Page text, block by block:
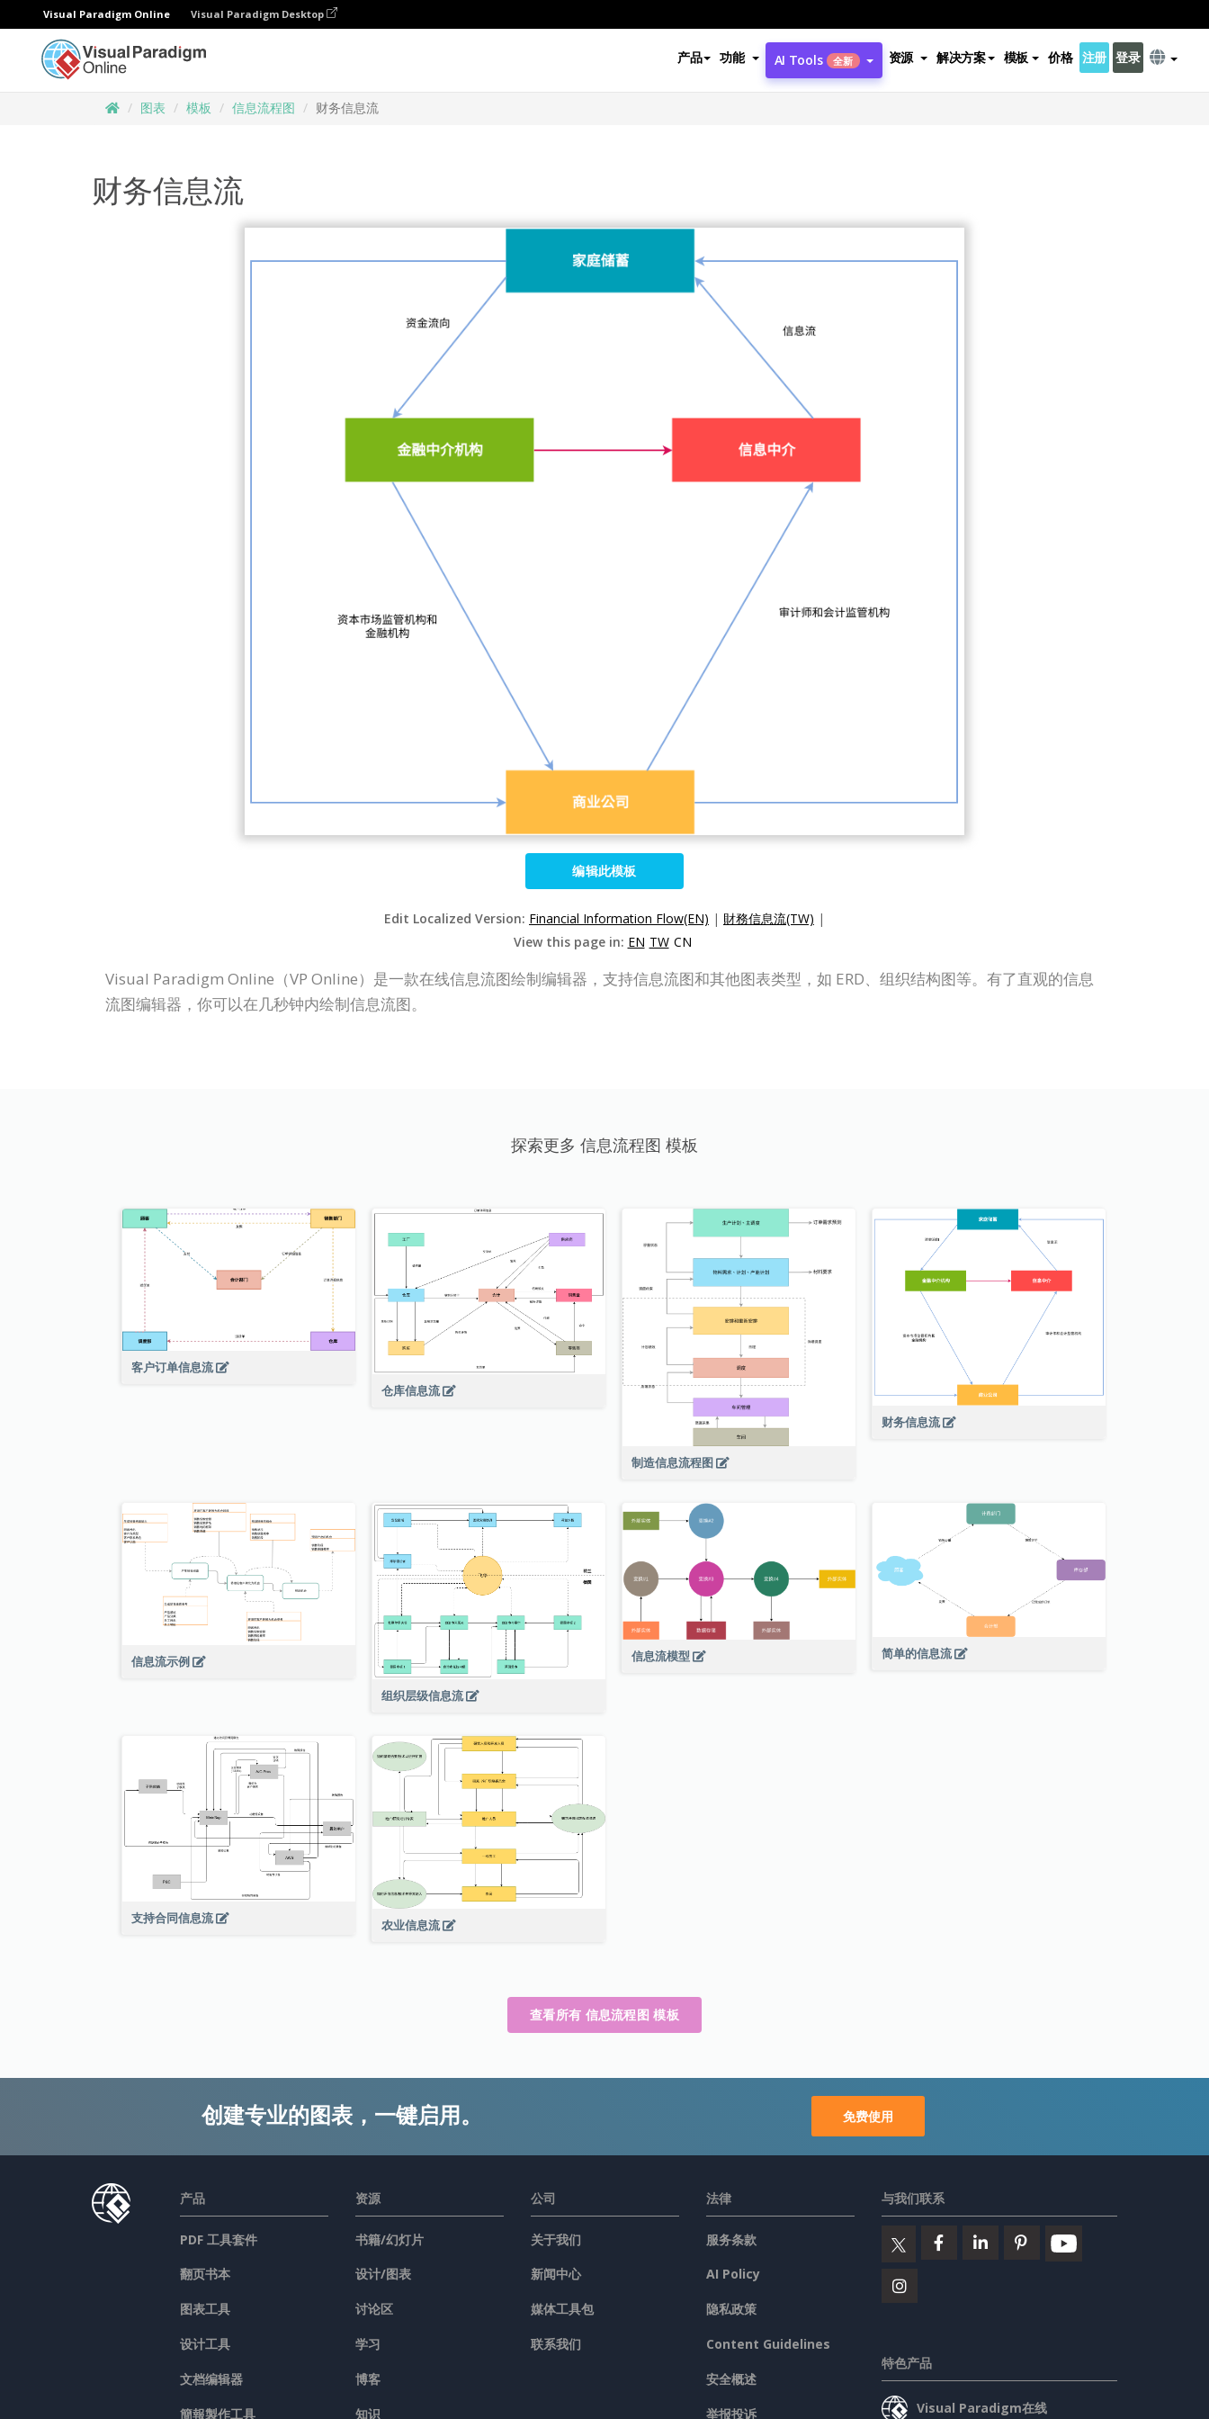
Visual Paradigm Online Visual Paradigm Desktop
产品 功能 AI Tools 全新 资源 解决方案 模板 价格 注册 登录
图表 模板 信息流程图 财务信息流
财务信息流
编辑此模板
Edit Localized Version: Financial Information Flow(EN) | 財務信息流(TW) |
View this page in: EN TW CN
Visual Paradigm Online（VP Online）是一款在线信息流图绘制编辑器，支持信息流图和其他图表类型，如 ERD、组织结构图等。有了直观的信息
流图编辑器，你可以在几秒钟内绘制信息流图。
探索更多 信息流程图 模板
客户订单信息流
仓库信息流
制造信息流程图
财务信息流
信息流示例
组织层级信息流
信息流模型 简单的信息流
支持合同信息流 农业信息流
查看所有 信息流程图 模板
创建专业的图表，一键启用。 免费使用
产品
PDF 工具套件
翻页书本
图表工具
设计工具
文档编辑器
簡報製作工具
资源
书籍/幻灯片
设计/图表
讨论区
学习
博客
知识
公司
关于我们
新闻中心
媒体工具包
联系我们
法律
服务条款
AI Policy
隐私政策
Content Guidelines
安全概述
举报投诉
与我们联系
特色产品
Visual Paradigm在线